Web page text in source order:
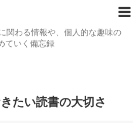
関わる情報や、個人的な趣味の
ていく備忘録
たい読書の大切さ